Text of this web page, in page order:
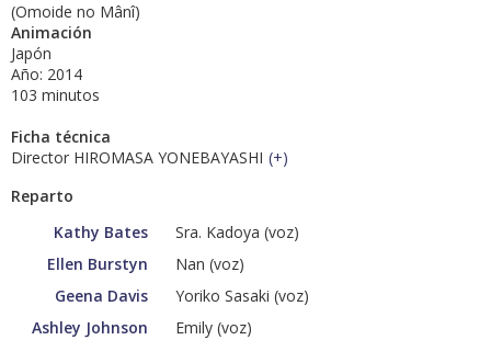
(Omoide no Mânî)
Animación
Japón
Año: 2014
103 minutos
Ficha técnica
Director HIROMASA YONEBAYASHI (+)
Reparto
Kathy Bates
Sra. Kadoya (voz)
Ellen Burstyn
Nan (voz)
Geena Davis
Yoriko Sasaki (voz)
Ashley Johnson
Emily (voz)